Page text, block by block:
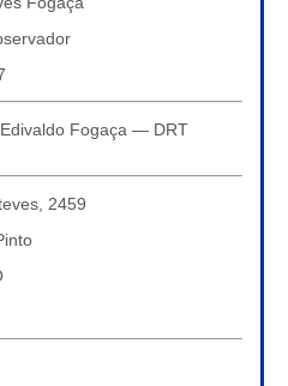
Edivaldo Fogaça — DRT
2459